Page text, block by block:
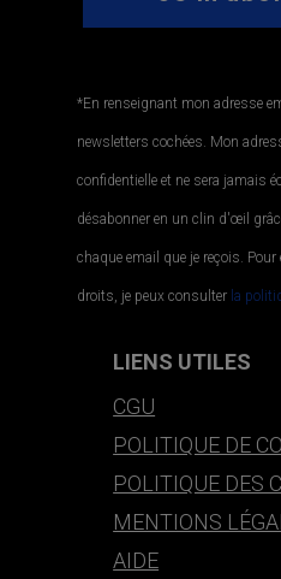
*En renseignant mon adresse
newsletters cochées. Mon
confidentielle et ne sera jamais
désabonner en un clin d'œil
chaque email que je reçois.
droits, je peux consulter la
LIENS UTILES
CGU
POLITIQUE DE
POLITIQUE DES
MENTIONS
AIDE